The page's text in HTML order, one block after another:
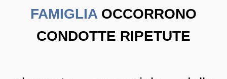
FAMIGLIAOCCORRONO
CONDOTTE RIPETUTE